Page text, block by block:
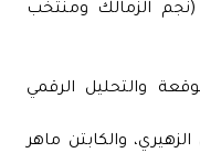
(نجم الزمالك ومنتخب
الموقعة والتحليل الرقمي
والكابتن ماهر